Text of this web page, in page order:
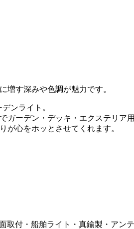
増す深みや色調が魅力です。
ンライト。
ーデン・デッキ・エクステリア
が心をホッとさせてくれます。
取付・船舶ライト・真鍮製・ア